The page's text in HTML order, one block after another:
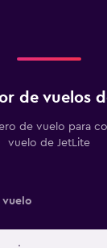
de vuelos
de vuelo para
vuelo de JetLite
vuelo